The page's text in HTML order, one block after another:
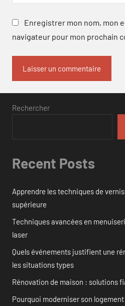
Enregistrer mon nom, mon
navigateur pour mon prochain
Rechercher
Recent Posts
Apprendre les techniques de
supérieure
Techniques avancées en
laser
Quels événements justifient une
les situations types
Rénovation de maison : solutions
Pourquoi moderniser son